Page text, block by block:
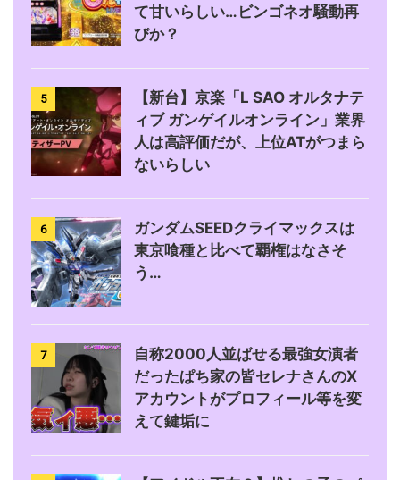
て甘いらしい…ビンゴネオ騒動再
びか？
5
【新台】京楽「L SAO オルタナテ
ィブ ガンゲイルオンライン」業界
人は高評価だが、上位ATがつまら
ないらしい
6
ガンダムSEEDクライマックスは
東京喰種と比べて覇権はなさそ
う…
7
自称2000人並ばせる最強女演者
だったぱち家の皆セレナさんのX
アカウントがプロフィール等を変
えて鍵垢に